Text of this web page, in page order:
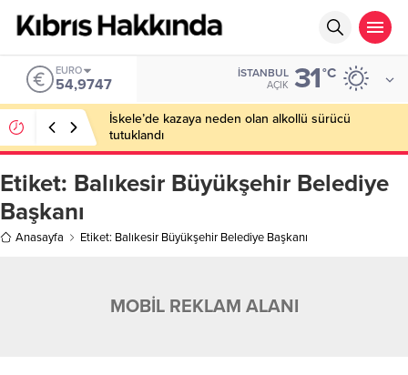
EURO
54,9747
İSTANBUL
AÇIK 31°C
İskele’de kazaya neden olan alkollü sürücü
tutuklandı
Etiket: Balıkesir Büyükşehir Belediye
Başkanı
Anasayfa Etiket: Balıkesir Büyükşehir Belediye Başkanı
MOBİL REKLAM ALANI